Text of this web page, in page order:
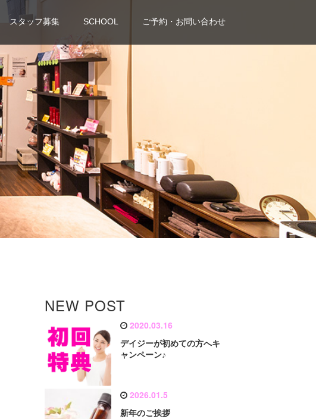
スタッフ募集 SCHOOL ご予約・お問い合わせ
NEW POST
2020.03.16
デイジーが初めての方へキ
ャンペーン♪
2026.01.5
新年のご挨拶